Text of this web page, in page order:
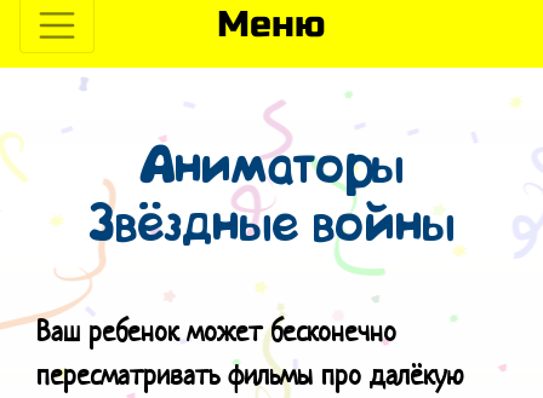
Меню
Аниматоры
Звёздные войны
Ваш ребенок может бесконечно
пересматривать фильмы про далёкую